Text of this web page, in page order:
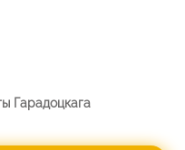
Гарадоцкага